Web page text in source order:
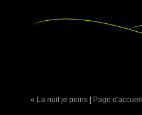
« La nuit je peins | Page d'accueil